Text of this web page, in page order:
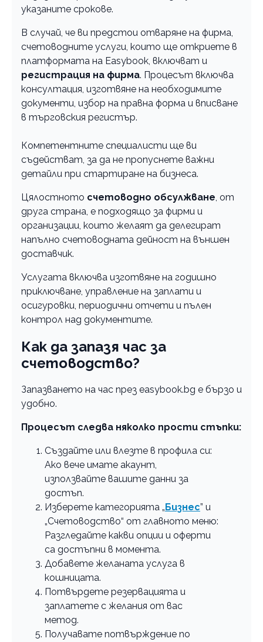
указаните срокове.
В случай, че ви предстои отваряне на фирма,
счетоводните услуги, които ще откриете в
платформата на Easybook, включват и
регистрация на фирма. Процесът включва
консултация, изготвяне на необходимите
документи, избор на правна форма и вписване
в търговския регистър.
Компетентните специалисти ще ви
съдействат, за да не пропуснете важни
детайли при стартиране на бизнеса.
Цялостното счетоводно обсулжване , от
друга страна, е подходящо за фирми и
организации, които желаят да делегират
напълно счетоводната дейност на външен
доставчик.
Услугата включва изготвяне на годишно
приключване, управление на заплати и
осигуровки, периодични отчети и пълен
контрол над документите.
Как да запазя час за
счетоводство?
Запазването на час през easybook.bg е бързо и
удобно.
Процесът следва няколко прости стъпки:
Създайте или влезте в профила си:
Ако вече имате акаунт,
използвайте вашите данни за
достъп.
Изберете категорията „ Бизнес” и
„Счетоводство“ от главното меню:
Разгледайте какви опции и оферти
са достъпни в момента.
Добавете желаната услуга в
кошницата.
Потвърдете резервацията и
заплатете с желания от вас
метод.
Получавате потвърждение по